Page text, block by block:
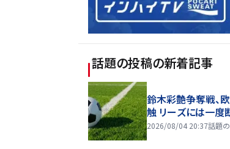
話題の投稿の新着記事
鈴木彩艶争奪戦、
触 リーズには一度
2026/08/04 20:37話題